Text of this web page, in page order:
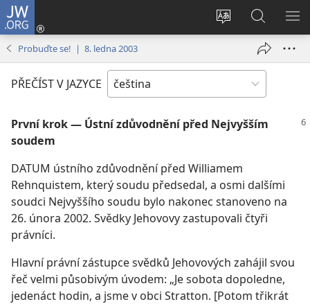
JW.ORG
Změnit
stránek
Přihlásit
se
okno)
Hledat
na
JW.ORG
Probuďte se! | 8. ledna 2003
PŘEČÍST V JAZYCE
První krok — Ústní zdůvodnění před Nejvyšším
soudem
DATUM ústního zdůvodnění před Williamem
Rehnquistem, který soudu předsedal, a osmi dalšími
soudci Nejvyššího soudu bylo nakonec stanoveno na
26. února 2002. Svědky Jehovovy zastupovali čtyři
právníci.
Hlavní právní zástupce svědků Jehovových zahájil svou
řeč velmi působivým úvodem: „Je sobota dopoledne,
jedenáct hodin, a jsme v obci Stratton. [Potom třikrát